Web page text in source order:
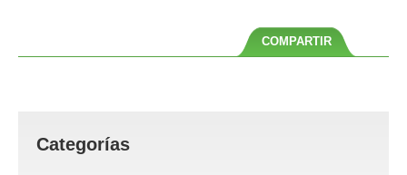
COMPARTIR
Categorías